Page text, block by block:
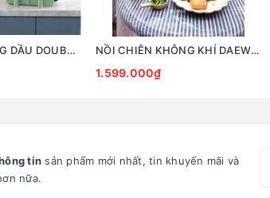
LÒ CHIÊN KHÔNG DẦU DOUBLE 2 NGĂN ĐIỀU KHIỂN ĐỘC LẬP MORPHY RICHARDS MR8100 NỒI CHIÊN KHÔNG KHÍ DAEWOO K5
1.599.000₫
tin sản phẩm mới nhất, tin khuyến mãi và
nữa.